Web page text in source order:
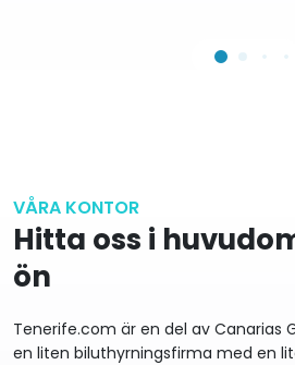
VÅRA KONTOR
Hitta oss i
ön
Tenerife.com är en del av Canarias
en liten biluthyrningsfirma med en